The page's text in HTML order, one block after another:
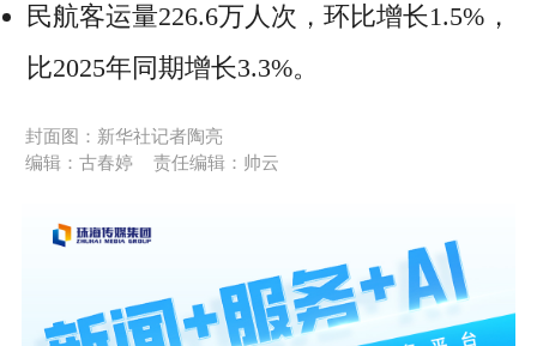
民航客运量226.6万人次，环比增长1.5%，
比2025年同期增长3.3%。
封面图：新华社记者陶亮
编辑：古春婷
责任编辑：帅云